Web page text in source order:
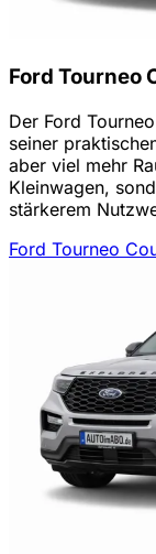
Ford Tourneo
Der Ford
seiner
aber viel mehr
Kleinwagen,
stärkerem
Ford Tourneo